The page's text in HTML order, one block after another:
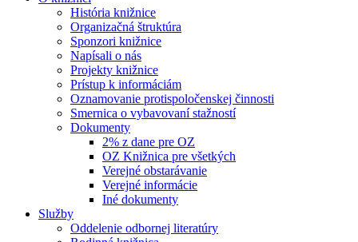
História knižnice
Organizačná štruktúra
Sponzori knižnice
Napísali o nás
Projekty knižnice
Prístup k informáciám
Oznamovanie protispoločenskej činnosti
Smernica o vybavovaní stažností
Dokumenty
2% z dane pre OZ
OZ Knižnica pre všetkých
Verejné obstarávanie
Verejné informácie
Iné dokumenty
Služby
Oddelenie odbornej literatúry